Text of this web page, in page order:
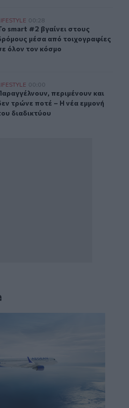
δρόμους μέσα από
00:28
smart #2 βγαίνει στους
smart #2 βγαίνει στους
μέσα από τοιχογραφίες
όλον τον κόσμο
και δεν τρώνε ποτέ – Η νέα
00:00
περιμένουν και
περιμένουν και
τρώνε ποτέ – Η νέα εμμονή
διαδικτύου